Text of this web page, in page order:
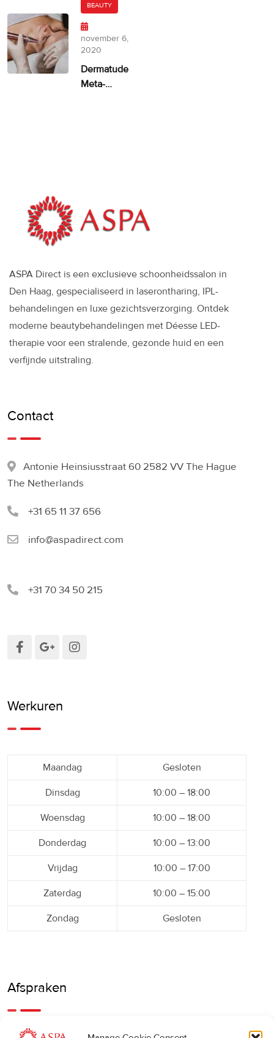
BEAUTY
november 6,
2020
Dermatude
Meta-
ASPA Direct is een exclusieve schoonheidssalon in
Den Haag, gespecialiseerd in laserontharing, IPL-
behandelingen en luxe gezichtsverzorging. Ontdek
moderne beautybehandelingen met Déesse LED-
therapie voor een stralende, gezonde huid en een
verfijnde uitstraling.
Contact
Antonie Heinsiusstraat 60 2582 VV The Hague
The Netherlands
+31 65 11 37 656
info@aspadirect.com
+31 70 34 50 215
Werkuren
Maandag Gesloten
Dinsdag 10:00 – 18:00
Woensdag 10:00 – 18:00
Donderdag 10:00 – 13:00
Vrijdag 10:00 – 17:00
Zaterdag 10:00 – 15:00
Zondag Gesloten
Afspraken